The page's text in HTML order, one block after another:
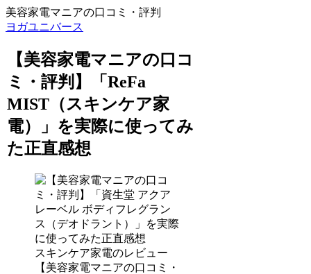
美容家電マニアの口コミ・評判
ヨガユニバース
【美容家電マニアの口コ
ミ・評判】「ReFa
MIST（スキンケア家
電）」を実際に使ってみ
た正直感想
スキンケア家電のレビュー
【美容家電マニアの口コミ・